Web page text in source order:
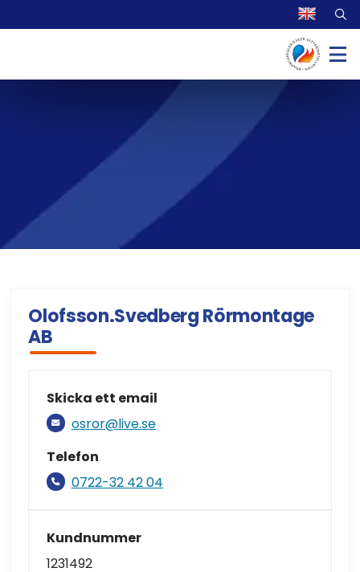
Olofsson.Svedberg Rörmontage
AB
Skicka ett email
osror@live.se
Telefon
0722-32 42 04
Kundnummer
1231492